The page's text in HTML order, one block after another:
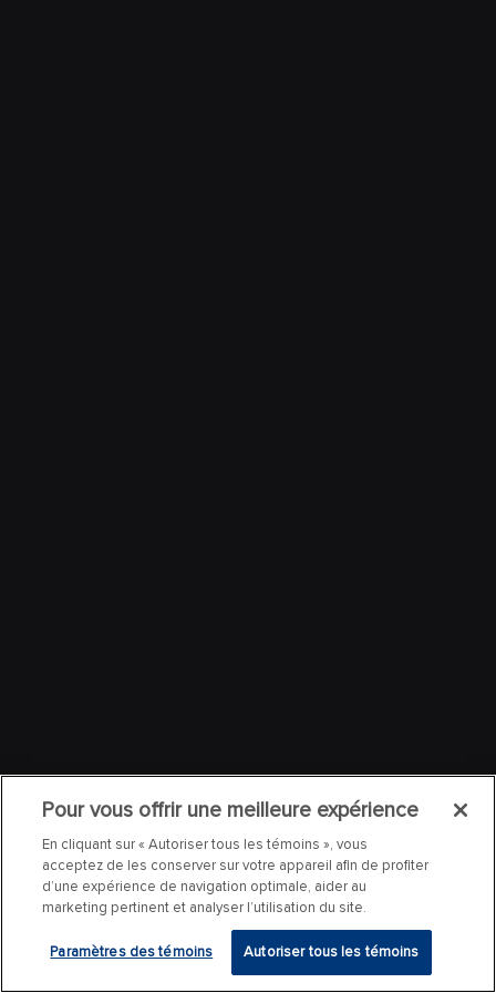
Pour vous offrir une meilleure expérience
En cliquant sur « Autoriser tous les témoins », vous
acceptez de les conserver sur votre appareil afin de profiter
d’une expérience de navigation optimale, aider au
marketing pertinent et analyser l’utilisation du site.
Paramètres des témoins Autoriser tous les témoins